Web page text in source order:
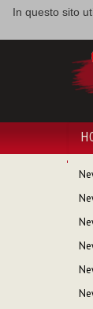
In questo sito